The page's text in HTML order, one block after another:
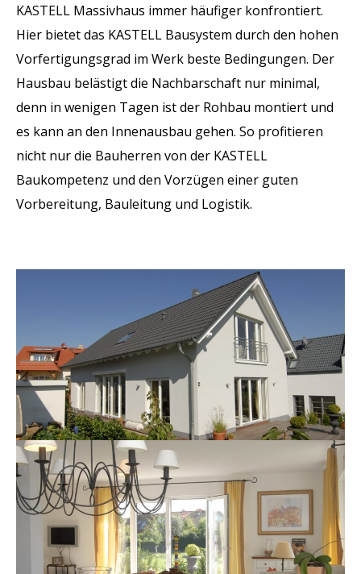
KASTELL Massivhaus immer häufiger konfrontiert.
Hier bietet das KASTELL Bausystem durch den hohen
Vorfertigungsgrad im Werk beste Bedingungen. Der
Hausbau belästigt die Nachbarschaft nur minimal,
denn in wenigen Tagen ist der Rohbau montiert und
es kann an den Innenausbau gehen. So profitieren
nicht nur die Bauherren von der KASTELL
Baukompetenz und den Vorzügen einer guten
Vorbereitung, Bauleitung und Logistik.